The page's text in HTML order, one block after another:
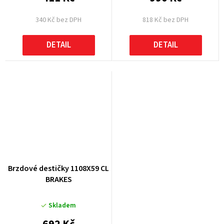
340 Kč bez DPH
DETAIL
818 Kč bez DPH
DETAIL
Brzdové destičky 1108X59 CL
BRAKES
Skladem